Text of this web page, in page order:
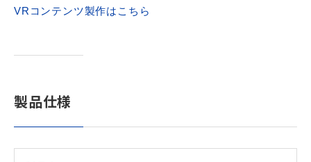
VRコンテンツ製作はこちら
製品仕様